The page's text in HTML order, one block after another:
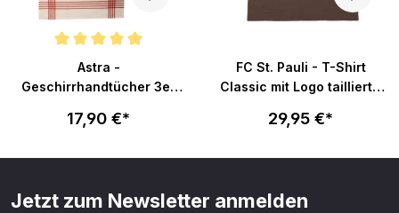
Astra -
Geschirrhandtücher 3er
17,90 €*
FC St. Pauli - T-Shirt
Classic mit Logo tailliert -
29,95 €*
Jetzt zum Newsletter anmelden